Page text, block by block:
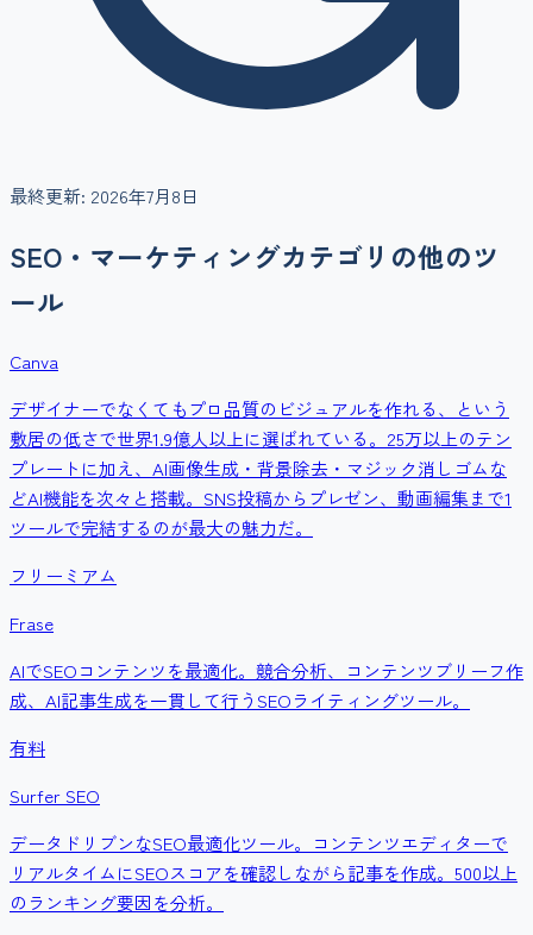
最終更新: 2026年7月8日
SEO・マーケティングカテゴリの他のツ
ール
Canva
デザイナーでなくてもプロ品質のビジュアルを作れる、という
敷居の低さで世界1.9億人以上に選ばれている。25万以上のテン
プレートに加え、AI画像生成・背景除去・マジック消しゴムな
どAI機能を次々と搭載。SNS投稿からプレゼン、動画編集まで1
ツールで完結するのが最大の魅力だ。
フリーミアム
Frase
AIでSEOコンテンツを最適化。競合分析、コンテンツブリーフ作
成、AI記事生成を一貫して行うSEOライティングツール。
有料
Surfer SEO
データドリブンなSEO最適化ツール。コンテンツエディターで
リアルタイムにSEOスコアを確認しながら記事を作成。500以上
のランキング要因を分析。